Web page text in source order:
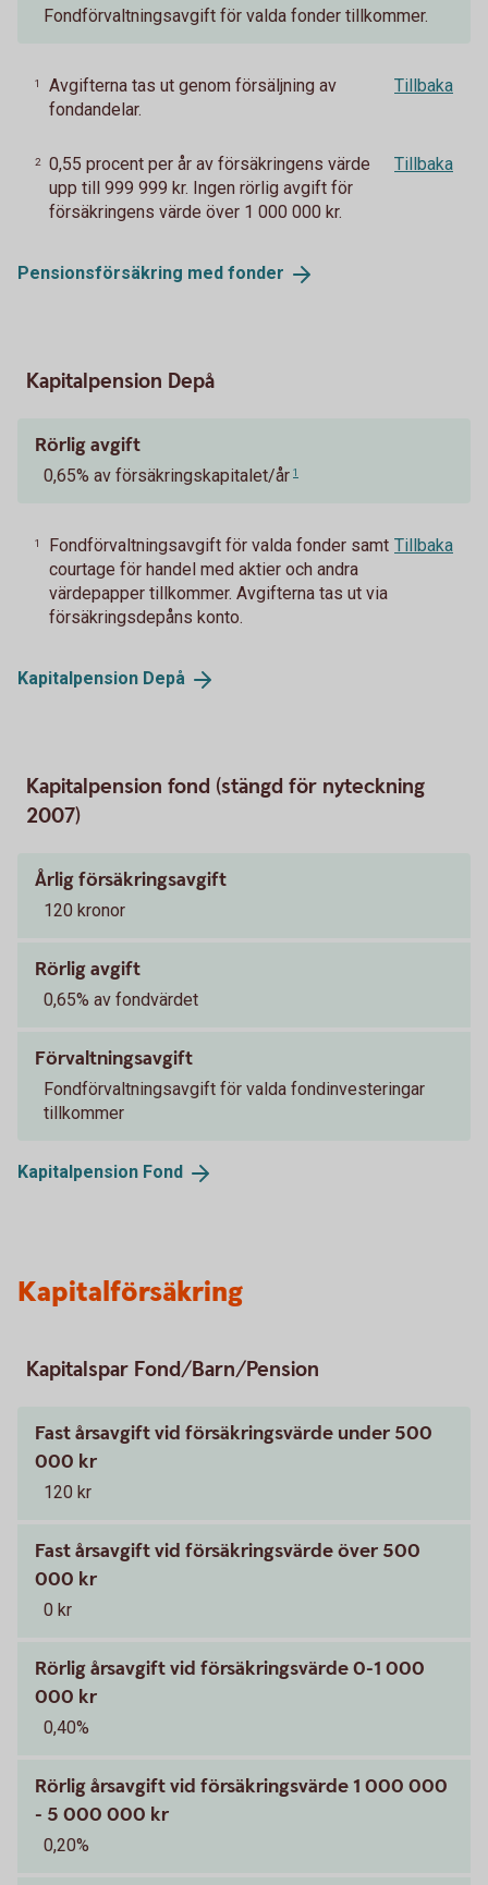
Fondförvaltningsavgift för valda fonder tillkommer.
1
Avgifterna tas ut genom försäljning av
fondandelar.
Tillbaka
2
0,55 procent per år av försäkringens värde
upp till 999 999 kr. Ingen rörlig avgift för
försäkringens värde över 1 000 000 kr.
Tillbaka
Pensionsförsäkring med fonder
Kapitalpension Depå
Rörlig avgift
0,65% av försäkringskapitalet/år 1
1
Fondförvaltningsavgift för valda fonder samt
courtage för handel med aktier och andra
värdepapper tillkommer. Avgifterna tas ut via
försäkringsdepåns konto.
Tillbaka
Kapitalpension Depå
Kapitalpension fond (stängd för nyteckning
2007)
Årlig försäkringsavgift
120 kronor
Rörlig avgift
0,65% av fondvärdet
Förvaltningsavgift
Fondförvaltningsavgift för valda fondinvesteringar
tillkommer
Kapitalpension Fond
Kapitalförsäkring
Kapitalspar Fond/Barn/Pension
Fast årsavgift vid försäkringsvärde under 500
000 kr
120 kr
Fast årsavgift vid försäkringsvärde över 500
000 kr
0 kr
Rörlig årsavgift vid försäkringsvärde 0-1 000
000 kr
0,40%
Rörlig årsavgift vid försäkringsvärde 1 000 000
- 5 000 000 kr
0,20%